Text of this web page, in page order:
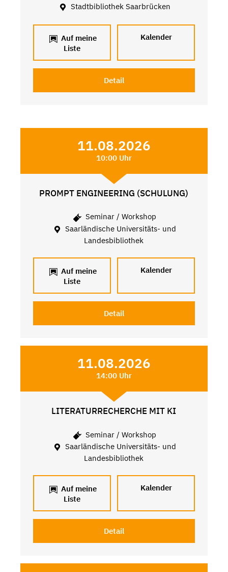
Stadtbibliothek Saarbrücken
Auf meine
Liste
Kalender
Detail
11.08.2026
10:00 Uhr
PROMPT ENGINEERING (SCHULUNG)
Seminar / Workshop
Saarländische Universitäts- und
Landesbibliothek
Auf meine
Liste
Kalender
Detail
11.08.2026
14:00 Uhr
LITERATURRECHERCHE MIT KI
Seminar / Workshop
Saarländische Universitäts- und
Landesbibliothek
Auf meine
Liste
Kalender
Detail